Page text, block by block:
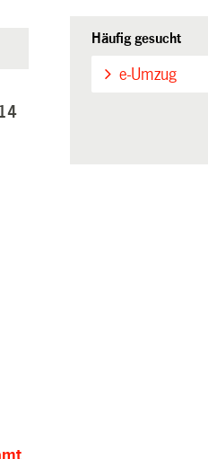
Häufig gesucht
e-Umzug